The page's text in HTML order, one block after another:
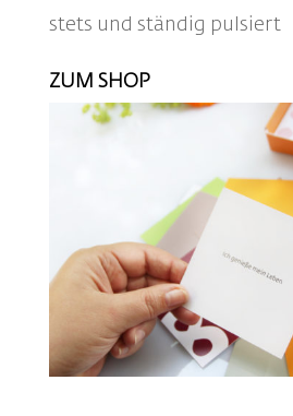
stets und ständig pulsiert
ZUM SHOP